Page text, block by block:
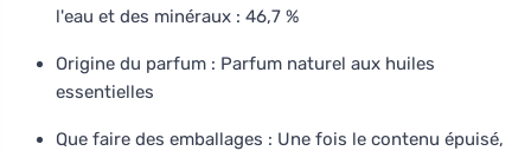
l'eau et des minéraux : 46,7 %
Origine du parfum : Parfum naturel aux huiles
essentielles
Que faire des emballages : Une fois le contenu épuisé,